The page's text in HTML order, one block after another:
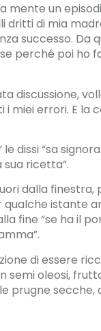
un
di mia
successo.
perché poi ho
discussione,
miei errori. E
dissi “sa
sua ricetta”.
dalla
istante
fine “se ha il
di essere
semi oleosi,
secche,